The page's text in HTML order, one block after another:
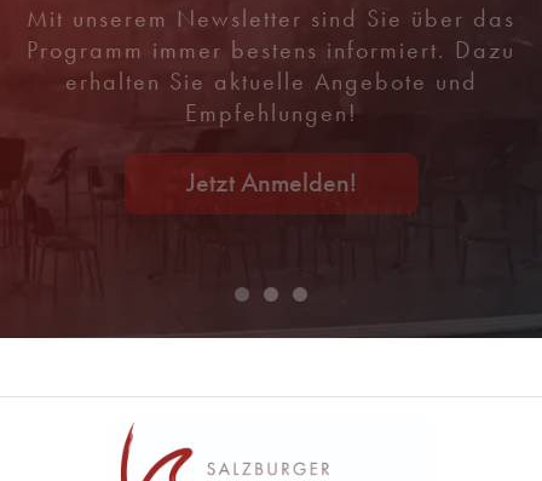
Mit unserem Newsletter sind Sie über das
Programm immer bestens informiert. Dazu
erhalten Sie aktuelle Angebote und
Empfehlungen!
Jetzt Anmelden!